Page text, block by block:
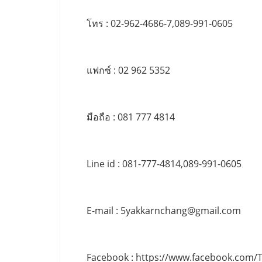
โทร : 02-962-4686-7,089-991-0605
แฟกซ์ : 02 962 5352
มือถือ : 081 777 4814
Line id : 081-777-4814,089-991-0605
E-mail : 5yakkarnchang@gmail.com
Facebook : https://www.facebook.com/